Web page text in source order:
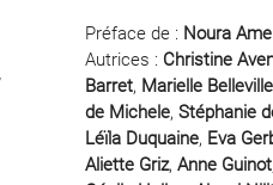
Préface de : Noura
Autrices : Christine
Barret, Marielle Belleville
de Michele, Stéphanie
Léïla Duquaine, Eva
Aliette Griz, Anne Guinot,